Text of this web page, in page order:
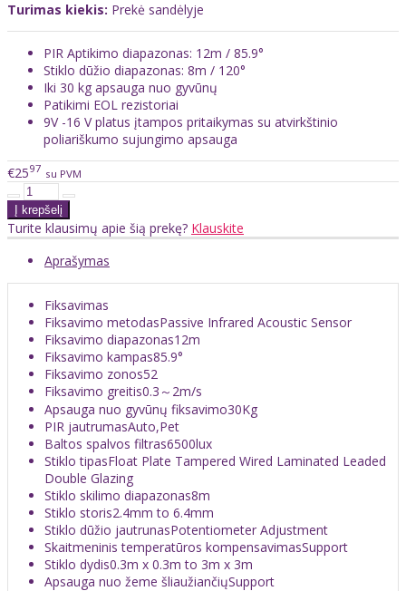
Turimas kiekis: Prekė sandėlyje
PIR Aptikimo diapazonas: 12m / 85.9°
Stiklo dūžio diapazonas: 8m / 120°
Iki 30 kg apsauga nuo gyvūnų
Patikimi EOL rezistoriai
9V -16 V platus įtampos pritaikymas su atvirkštinio
poliariškumo sujungimo apsauga
€2597 su PVM
Turite klausimų apie šią prekę? Klauskite
Aprašymas
Fiksavimas
Fiksavimo metodasPassive Infrared Acoustic Sensor
Fiksavimo diapazonas12m
Fiksavimo kampas85.9°
Fiksavimo zonos52
Fiksavimo greitis0.3～2m/s
Apsauga nuo gyvūnų fiksavimo30Kg
PIR jautrumasAuto,Pet
Baltos spalvos filtras6500lux
Stiklo tipasFloat Plate Tampered Wired Laminated Leaded
Double Glazing
Stiklo skilimo diapazonas8m
Stiklo storis2.4mm to 6.4mm
Stiklo dūžio jautrunasPotentiometer Adjustment
Skaitmeninis temperatūros kompensavimasSupport
Stiklo dydis0.3m x 0.3m to 3m x 3m
Apsauga nuo žeme šliaužiančiųSupport